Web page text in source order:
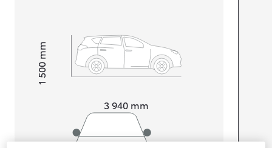
3 940 mm
Height1 500
mm